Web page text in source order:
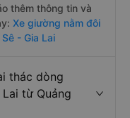
thêm thông tin và
Xe giường nằm đôi
- Gia Lai
thác dòng
từ Quảng